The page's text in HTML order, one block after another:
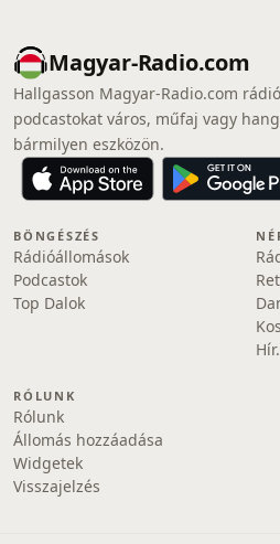
Magyar-Radio.com
Hallgasson Magyar-Radio.com
podcastokat város, műfaj vagy
bármilyen eszközön.
BÖNGÉSZÉS
Rádióállomások
Podcastok
Top Dalok
RÓLUNK
Rólunk
Állomás hozzáadása
Widgetek
Visszajelzés